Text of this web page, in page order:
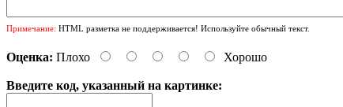
Примечание: HTML разметка не поддерживается! Используйте обычный текст.
Оценка: Плохо Хорошо
Введите код, указанный на картинке: